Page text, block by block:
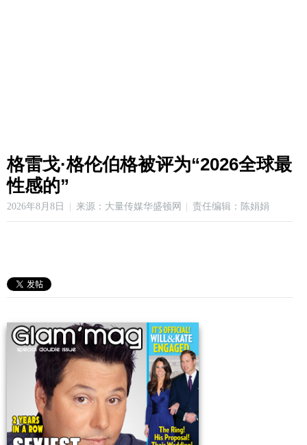
格雷戈·格伦伯格被评为“2026全球最
性感的”
2026年8月8日 来源：大量传媒华盛顿网 责任编辑：陈娟娟